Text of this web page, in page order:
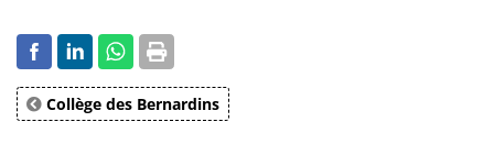
Collège des Bernardins